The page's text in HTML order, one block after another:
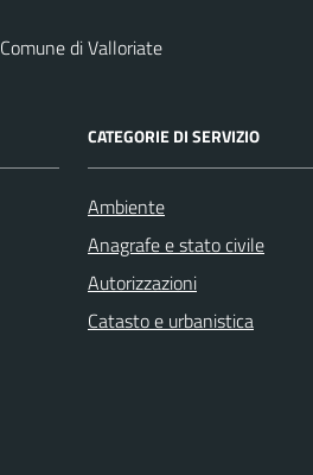
Comune di Valloriate
CATEGORIE DI SERVIZIO
Ambiente
Anagrafe e stato civile
Autorizzazioni
Catasto e urbanistica